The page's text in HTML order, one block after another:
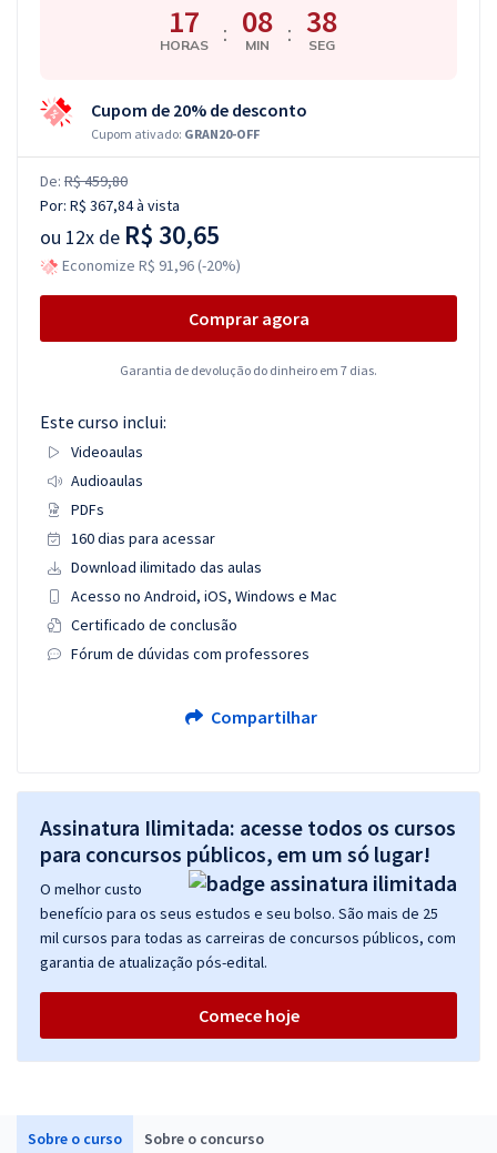
Sobre o curso Sobre o concurso
17
HORAS : 08
MIN : 37
SEG
Cupom de 20% de desconto
Cupom ativado: GRAN20-OFF
De: R$ 459,80
Por: R$ 367,84à vista
ou 12x de R$ 30,65
Economize R$ 91,96 (-20%)
Comprar agora
Garantia de devolução do dinheiro em 7 dias.
Este curso inclui:
Videoaulas
Audioaulas
PDFs
160 dias para acessar
Download ilimitado das aulas
Acesso no Android, iOS, Windows e Mac
Certificado de conclusão
Fórum de dúvidas com professores
Compartilhar
Assinatura Ilimitada: acesse todos os cursos
para concursos públicos, em um só lugar!
O melhor custo
benefício para os seus estudos e seu bolso. São mais de 25
mil cursos para todas as carreiras de concursos públicos, com
garantia de atualização pós-edital.
Comece hoje